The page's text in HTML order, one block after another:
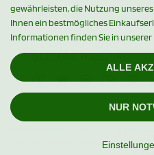
SOCIAL MEDIA
Preise entsprechen dem
gewährleisten, die Nutzung
Ihnen ein bestmögliches
Informationen finden Sie in
ALLE
NUR